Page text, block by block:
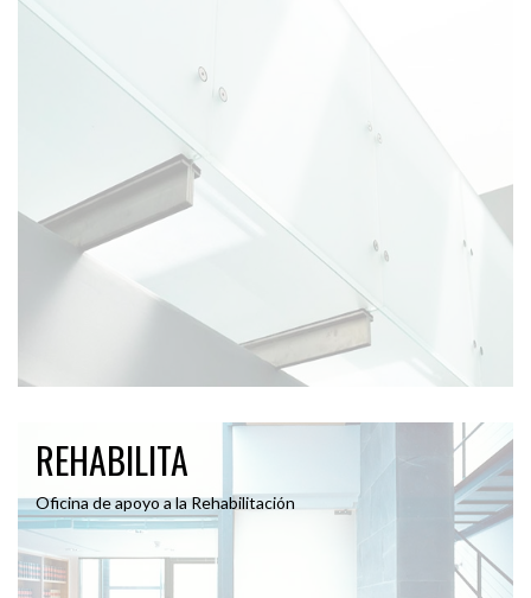
REHABILITA
Oficina de apoyo a la Rehabilitación